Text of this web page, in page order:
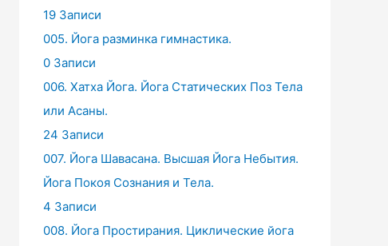
19 Записи
005. Йога разминка гимнастика.
0 Записи
006. Хатха Йога. Йога Статических Поз Тела
или Асаны.
24 Записи
007. Йога Шавасана. Высшая Йога Небытия.
Йога Покоя Сознания и Тела.
4 Записи
008. Йога Простирания. Циклические йога